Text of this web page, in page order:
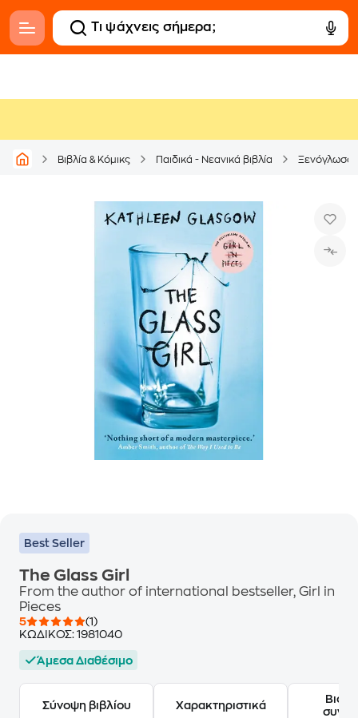
Βιβλία & Κόμικς Παιδικά - Νεανικά βιβλία
Best Seller
The Glass Girl
From the author of international bestseller, Girl in
Pieces
5
(1)
ΚΩΔΙΚΟΣ: 1981040
Άμεσα Διαθέσιμο
Σύνοψη βιβλίου Χαρακτηριστικά